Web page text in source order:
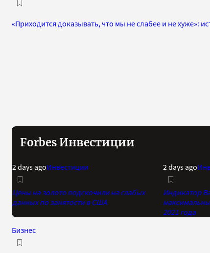
«Приходится доказывать, что мы не слабее и не хуже»:
Forbes Инвестиции
2 days agoИнвестиции
Цены на золото подскочили на слабых
данных по занятости в США
2 days ago
Индикатор
2021 года
Бизнес